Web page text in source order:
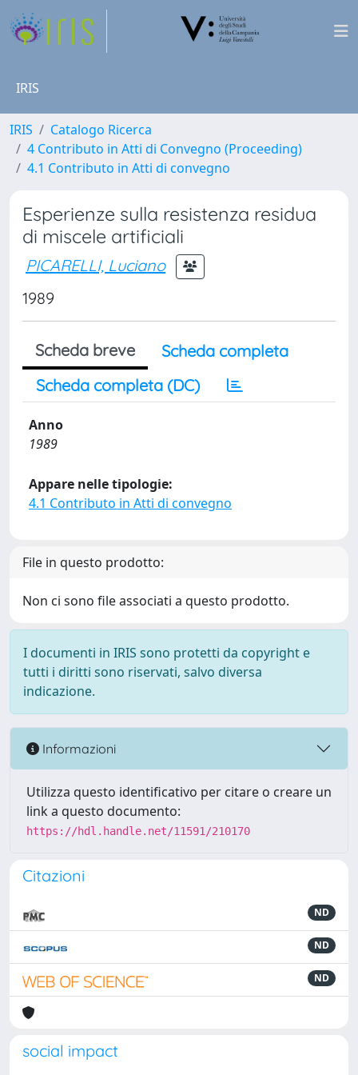
IRIS
IRIS
Catalogo Ricerca
4 Contributo in Atti di Convegno (Proceeding)
4.1 Contributo in Atti di convegno
Esperienze sulla resistenza residua
di miscele artificiali
PICARELLI, Luciano
1989
Scheda breve
Scheda completa
Scheda completa (DC)
Anno
1989
Appare nelle tipologie:
4.1 Contributo in Atti di convegno
File in questo prodotto:
Non ci sono file associati a questo prodotto.
I documenti in IRIS sono protetti da copyright e
tutti i diritti sono riservati, salvo diversa
indicazione.
Informazioni
Utilizza questo identificativo per citare o creare un
link a questo documento:
https://hdl.handle.net/11591/210170
Citazioni
ND
ND
ND
social impact